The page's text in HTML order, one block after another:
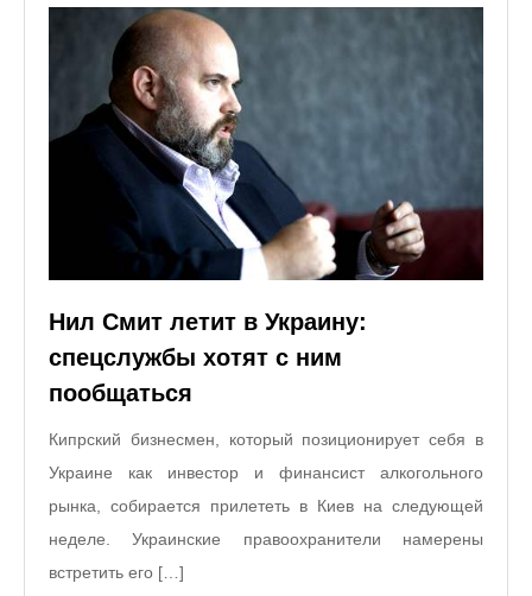
Нил Смит летит в Украину:
спецслужбы хотят с ним
пообщаться
Кипрский бизнесмен, который позиционирует себя в
Украине как инвестор и финансист алкогольного
рынка, собирается прилететь в Киев на следующей
неделе. Украинские правоохранители намерены
встретить его […]